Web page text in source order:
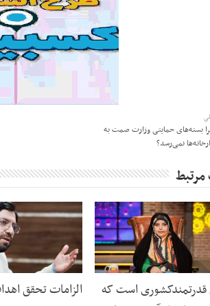
بسته‌های حمایتی وزارت صمت به
نمی‌رسد؟
قدرتمندکشوری است که
الزامات تحقق